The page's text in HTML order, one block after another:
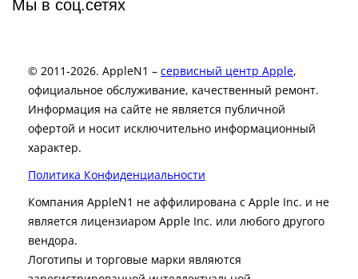
Мы в соц.сетях
© 2011-2026. AppleN1 – сервисный центр Apple,
официальное обслуживание, качественный ремонт.
Информация на сайте не является публичной
офертой и носит исключительно информационный
характер.
Политика Конфиденциальности
Компания AppleN1 не аффилирована c Apple Inc. и не
является лицензиаром Apple Inc. или любого другого
вендора.
Логотипы и торговые марки являются